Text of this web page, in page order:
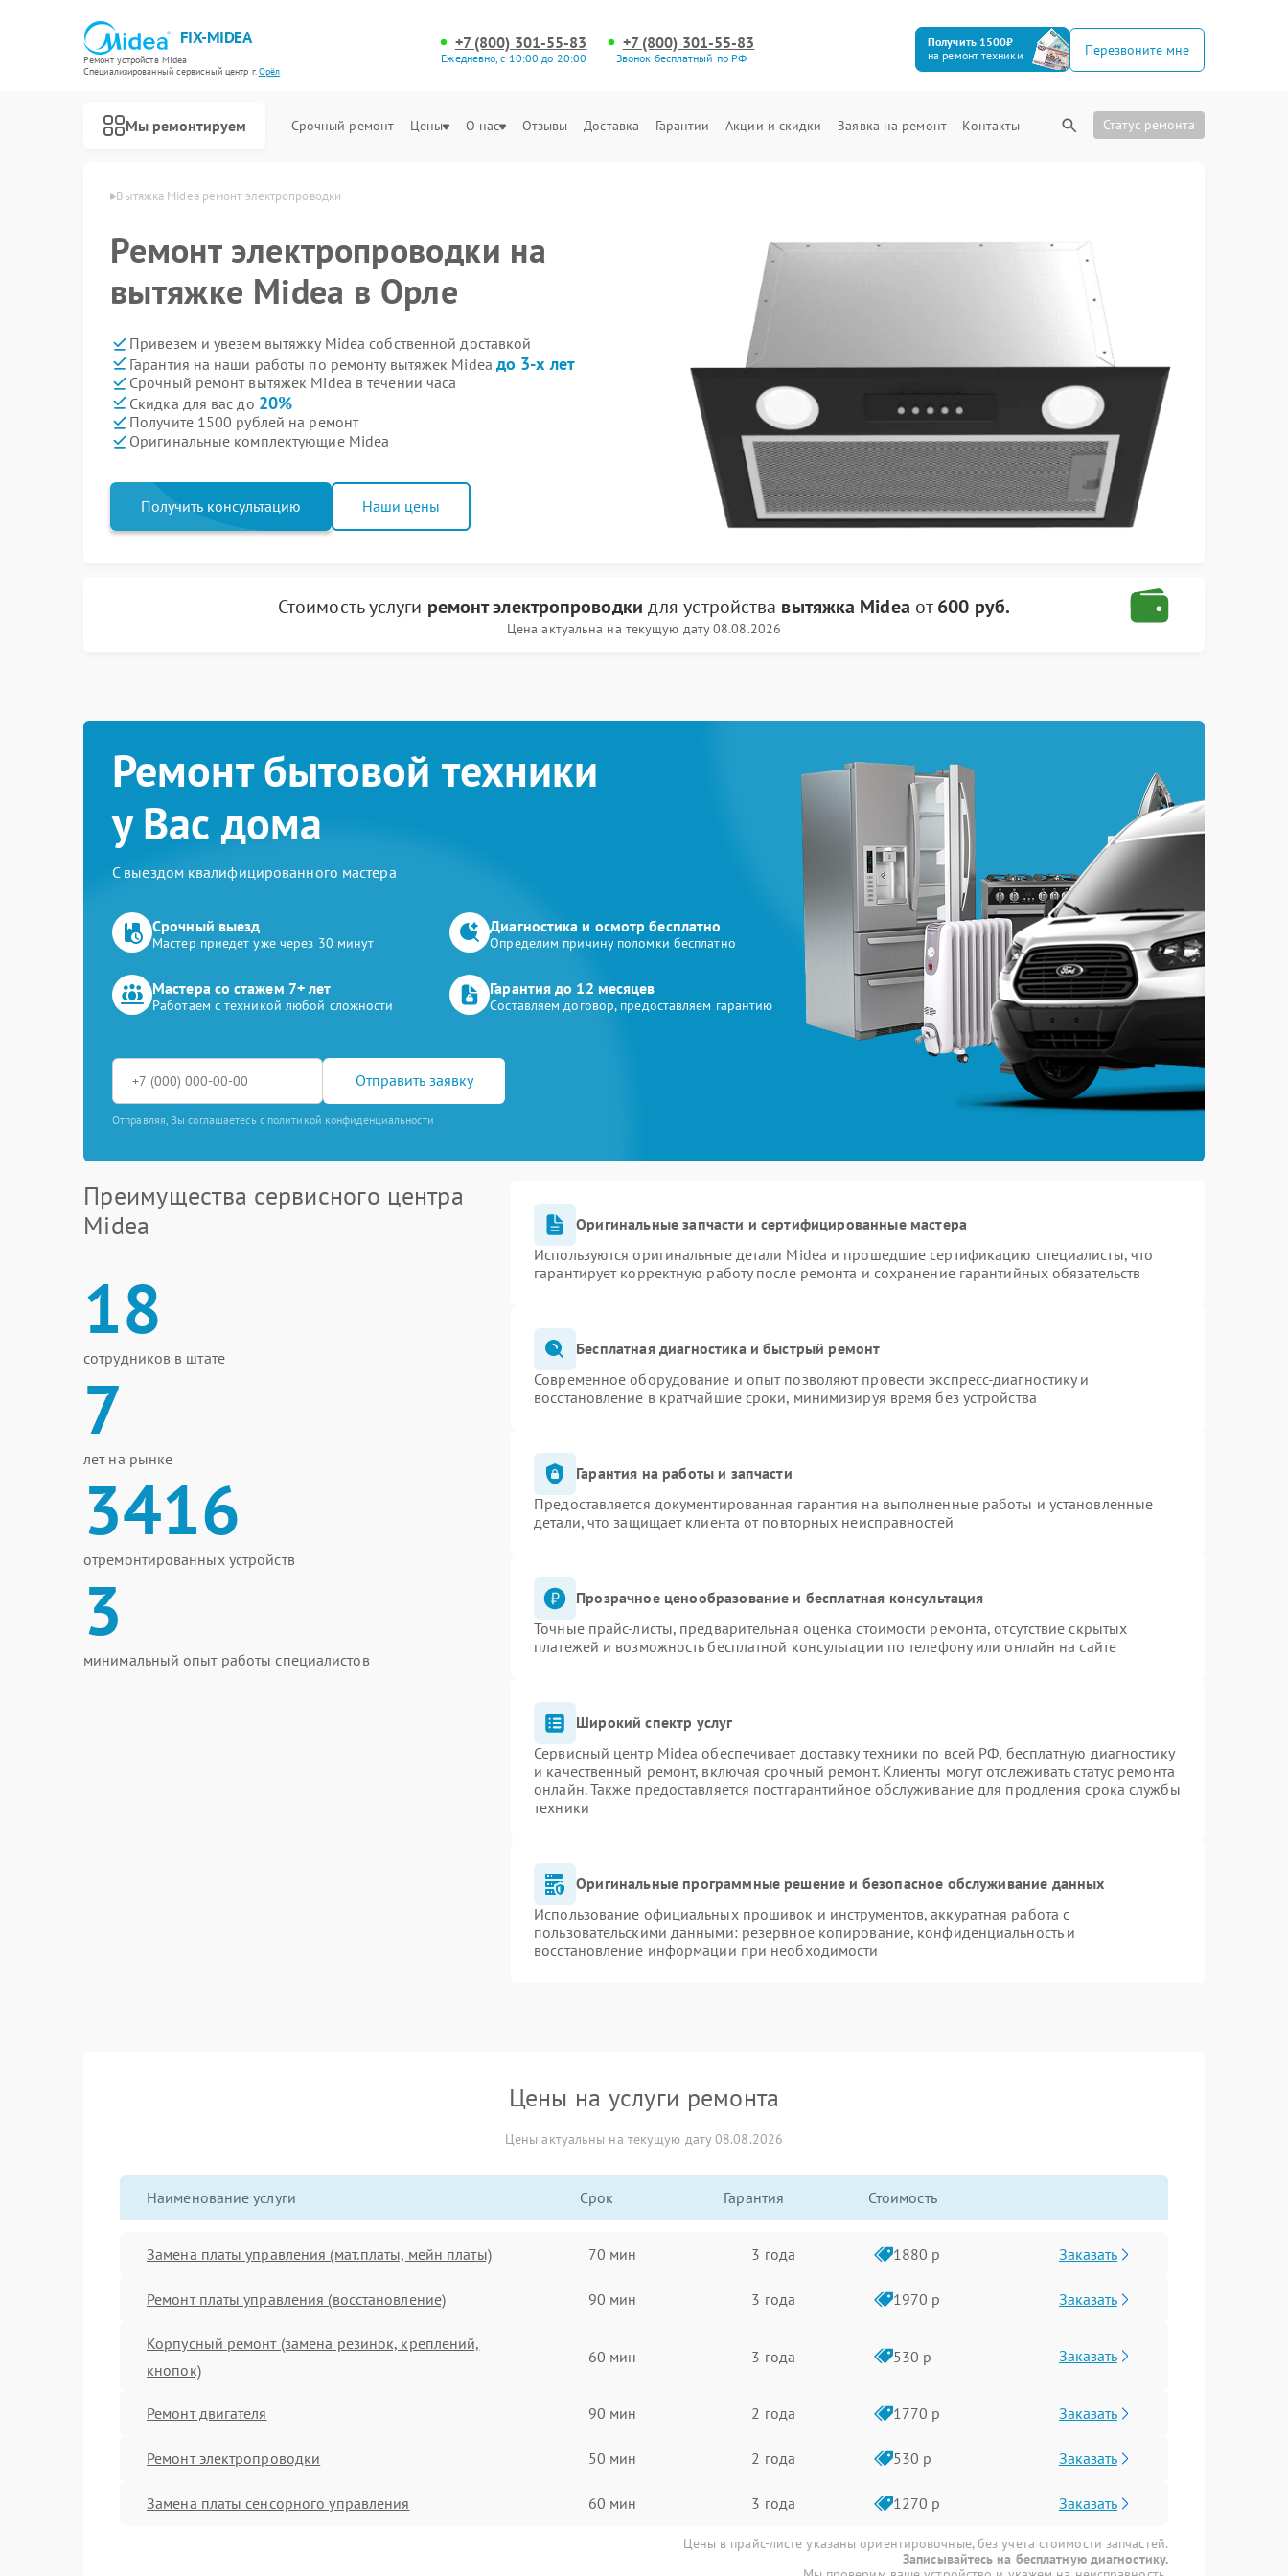
FIX-MIDEA
Ремонт устройств Midea
Специализированный cервисный центр г.Орёл
+7 (800) 301-55-83
Ежедневно, с 10:00 до 20:00
+7 (800) 301-55-83
Звонок бесплатный по РФ
Получить 1500₽
на ремонт техники
Перезвоните мне
Мы ремонтируем Срочный ремонт Цены О нас Отзывы Доставка Гарантии Акции и скидки Заявка на ремонт Контакты Статус ремонта
Midea в Орле Вытяжка Midea ремонт электропроводки
Ремонт электропроводки на
вытяжке Midea в Орле
Привезем и увезем вытяжку Midea собственной доставкой
Гарантия на наши работы по ремонту вытяжек Midea до 3-х лет
Срочный ремонт вытяжек Midea в течении часа
Скидка для вас до 20%
Получите 1500 рублей на ремонт
Оригинальные комплектующие Midea
Получить консультацию Наши цены
Стоимость услуги ремонт электропроводки для устройства вытяжка Midea от600 руб.
Цена актуальна на текущую дату 08.08.2026
Ремонт бытовой техники
у Вас дома
С выездом квалифицированного мастера
Срочный выезд
Мастер приедет уже через 30 минут
Диагностика и осмотр бесплатно
Определим причину поломки бесплатно
Мастера со стажем 7+ лет
Работаем с техникой любой сложности
Гарантия до 12 месяцев
Составляем договор, предоставляем гарантию
Отправить заявку
Отправляя, Вы соглашаетесь с политикой конфиденциальности
Преимущества сервисного центра
Midea
18
сотрудников в штате
7
лет на рынке
3416
отремонтированных устройств
3
минимальный опыт работы специалистов
Оригинальные запчасти и сертифицированные мастера
Используются оригинальные детали Midea и прошедшие сертификацию специалисты, что
гарантирует корректную работу после ремонта и сохранение гарантийных обязательств
Бесплатная диагностика и быстрый ремонт
Современное оборудование и опыт позволяют провести экспресс-диагностику и
восстановление в кратчайшие сроки, минимизируя время без устройства
Гарантия на работы и запчасти
Предоставляется документированная гарантия на выполненные работы и установленные
детали, что защищает клиента от повторных неисправностей
Прозрачное ценообразование и бесплатная консультация
Точные прайс-листы, предварительная оценка стоимости ремонта, отсутствие скрытых
платежей и возможность бесплатной консультации по телефону или онлайн на сайте
Широкий спектр услуг
Сервисный центр Midea обеспечивает доставку техники по всей РФ, бесплатную диагностику
и качественный ремонт, включая срочный ремонт. Клиенты могут отслеживать статус ремонта
онлайн. Также предоставляется постгарантийное обслуживание для продления срока службы
техники
Оригинальные программные решение и безопасное обслуживание данных
Использование официальных прошивок и инструментов, аккуратная работа с
пользовательскими данными: резервное копирование, конфиденциальность и
восстановление информации при необходимости
Цены на услуги ремонта
Цены актуальны на текущую дату 08.08.2026
Наименование услуги Срок Гарантия Стоимость
Замена платы управления (мат.платы, мейн платы) 70 мин 3 года 1880 р Заказать
Ремонт платы управления (восстановление) 90 мин 3 года 1970 р Заказать
Корпусный ремонт (замена резинок, креплений,
кнопок)
60 мин 3 года 530 р Заказать
Ремонт двигателя 90 мин 2 года 1770 р Заказать
Ремонт электропроводки 50 мин 2 года 530 р Заказать
Замена платы сенсорного управления 60 мин 3 года 1270 р Заказать
Цены в прайс-листе указаны ориентировочные, без учета стоимости запчастей.
Записывайтесь на бесплатную диагностику.